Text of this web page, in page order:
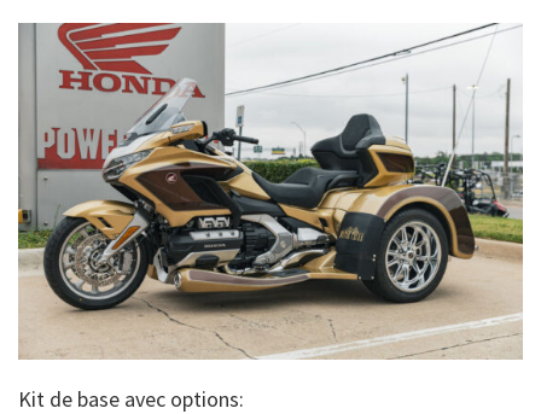
Kit de base avec options: